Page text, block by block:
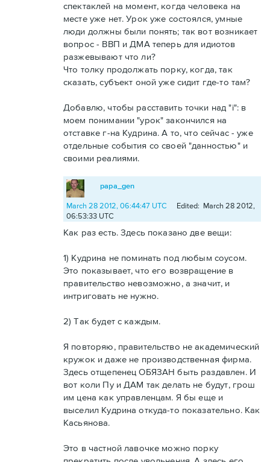
спектаклей на момент, когда человека на
месте уже нет. Урок уже состоялся, умные
люди должны были понять; так вот возникает
вопрос - ВВП и ДМА теперь для идиотов
разжевывают что ли?
Что толку продолжать порку, когда, так
сказать, субъект оной уже сидит где-то там?
Добавлю, чтобы расставить точки над "i": в
моем понимании "урок" закончился на
отставке г-на Кудрина. А то, что сейчас - уже
отдельные события со своей "данностью" и
своими реалиями.
papa_gen
March 28 2012, 06:44:47 UTC
Edited: March 28 2012,
06:53:33 UTC
Как раз есть. Здесь показано две вещи:
1) Кудрина не поминать под любым соусом.
Это показывает, что его возвращение в
правительство невозможно, а значит, и
интриговать не нужно.
2) Так будет с каждым.
Я повторяю, правительство не академический
кружок и даже не производственная фирма.
Здесь отщепенец ОБЯЗАН быть раздавлен. И
вот коли Пу и ДАМ так делать не будут, грош
им цена как управленцам. Я бы еще и
выселил Кудрина откуда-то показательно. Как
Касьянова.
Это в частной лавочке можно порку